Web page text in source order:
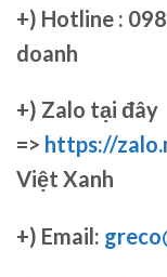
+) Hotline :
doanh
+) Zalo tại đây
=> https://
Việt Xanh
+) Email: